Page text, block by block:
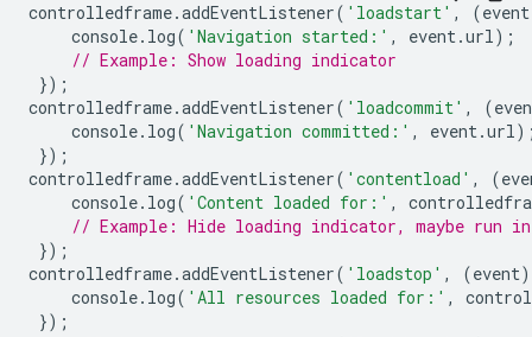
controlledframe.addEventListener( 'loadstart' , (event
console. log( 'Navigation started:' , event.url);
// Example: Show loading indicator
});
controlledframe.addEventListener( 'loadcommit' , (
console. log( 'Navigation committed:' , event.url
});
controlledframe.addEventListener( 'contentload' , (
console. log( 'Content loaded for:' ,
// Example: Hide loading indicator, maybe
});
controlledframe.addEventListener( 'loadstop' , (event)
console. log( 'All resources loaded for:' ,
});